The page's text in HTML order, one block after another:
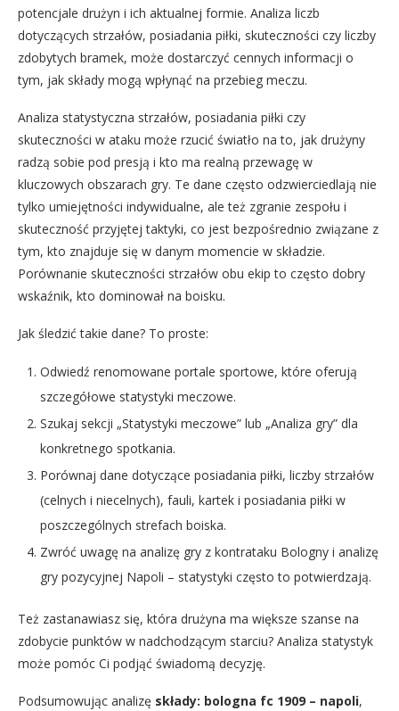
potencjale drużyn i ich aktualnej formie. Analiza liczb
dotyczących strzałów, posiadania piłki, skuteczności czy liczby
zdobytych bramek, może dostarczyć cennych informacji o
tym, jak składy mogą wpłynąć na przebieg meczu.
Analiza statystyczna strzałów, posiadania piłki czy
skuteczności w ataku może rzucić światło na to, jak drużyny
radzą sobie pod presją i kto ma realną przewagę w
kluczowych obszarach gry. Te dane często odzwierciedlają nie
tylko umiejętności indywidualne, ale też zgranie zespołu i
skuteczność przyjętej taktyki, co jest bezpośrednio związane z
tym, kto znajduje się w danym momencie w składzie.
Porównanie skuteczności strzałów obu ekip to często dobry
wskaźnik, kto dominował na boisku.
Jak śledzić takie dane? To proste:
Odwiedź renomowane portale sportowe, które oferują
szczegółowe statystyki meczowe.
Szukaj sekcji „Statystyki meczowe” lub „Analiza gry” dla
konkretnego spotkania.
Porównaj dane dotyczące posiadania piłki, liczby strzałów
(celnych i niecelnych), fauli, kartek i posiadania piłki w
poszczególnych strefach boiska.
Zwróć uwagę na analizę gry z kontrataku Bologny i analizę
gry pozycyjnej Napoli – statystyki często to potwierdzają.
Też zastanawiasz się, która drużyna ma większe szanse na
zdobycie punktów w nadchodzącym starciu? Analiza statystyk
może pomóc Ci podjąć świadomą decyzję.
Podsumowując analizę składy: bologna fc 1909 – napoli,